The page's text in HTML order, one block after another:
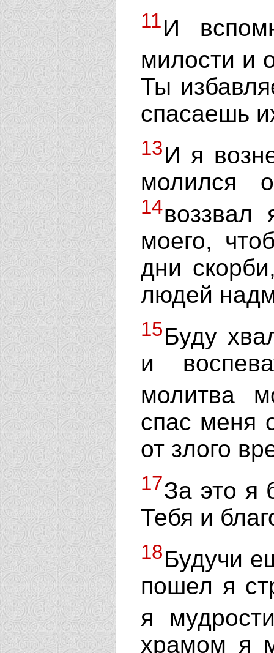
11И
милости и
Ты
спасаешь
13И я
молился
14воззвал
моего,
дни
людей
15Буду
и
молитва
спас меня
от злого
17За это я
Тебя и
18Будучи
пошел я
я
храмом я